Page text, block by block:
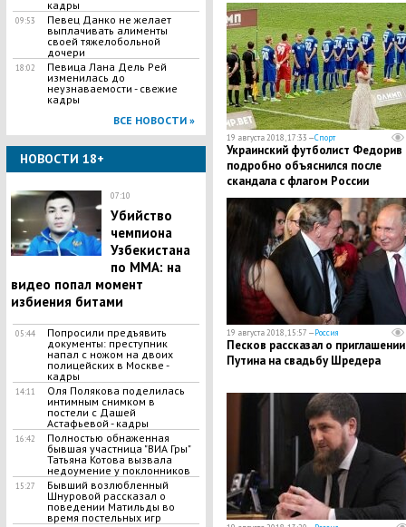
кадры
09:53
​Певец Данко не желает
выплачивать алименты
своей тяжелобольной
дочери
18:02
Певица Лана Дель Рей
изменилась до
неузнаваемости - свежие
кадры
ВСЕ НОВОСТИ »
НОВОСТИ 18+
07:10
Убийство
чемпиона
Узбекистана
по MMA: на
видео попал момент
избиения битами
05:44
Попросили предъявить
документы: преступник
напал с ножом на двоих
полицейских в Москве -
кадры
14:11
Оля Полякова поделилась
интимным снимком в
постели с Дашей
Астафьевой - кадры
16:42
Полностью обнаженная
бывшая участница "ВИА Гры"
Татьяна Котова вызвала
недоумение у поклонников
15:27
Бывший возлюбленный
Шнуровой рассказал о
поведении Матильды во
время постельных игр
19 августа 2018, 17:33 —Спорт
Украинский футболист Федорив
подробно объяснился после
скандала с флагом России
19 августа 2018, 15:57 —Россия
Песков рассказал о приглашении
Путина на свадьбу Шредера